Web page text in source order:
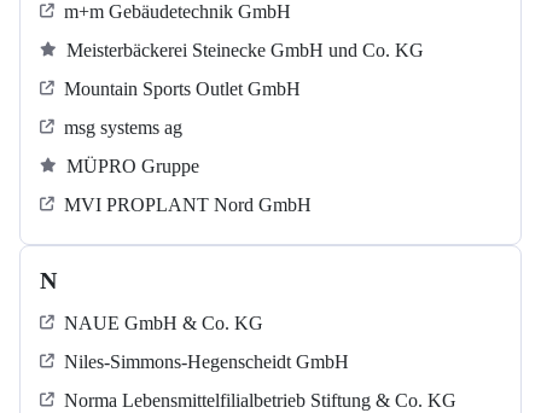
m+m Gebäudetechnik GmbH
Meisterbäckerei Steinecke GmbH und Co. KG
Mountain Sports Outlet GmbH
msg systems ag
MÜPRO Gruppe
MVI PROPLANT Nord GmbH
N
NAUE GmbH & Co. KG
Niles-Simmons-Hegenscheidt GmbH
Norma Lebensmittelfilialbetrieb Stiftung & Co. KG